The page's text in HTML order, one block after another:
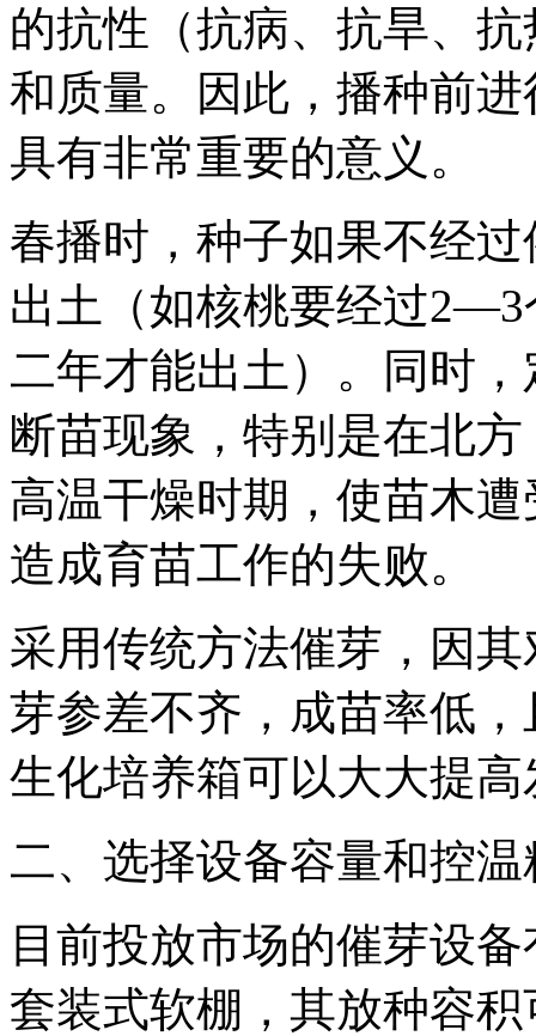
的抗性（抗病、抗旱、
和质量。因此，播种前
具有非常重要的意义。
春播时，种子如果不经
出土（如核桃要经过
二年才能出土）。同时
断苗现象，特别是在北
高温干燥时期，使苗木
造成育苗工作的失败。
采用传统方法催芽，因
芽参差不齐，成苗率低
生化培养箱可以大大提
二、选择设备容量和控温
目前投放市场的催芽设
套装式软棚，其放种容